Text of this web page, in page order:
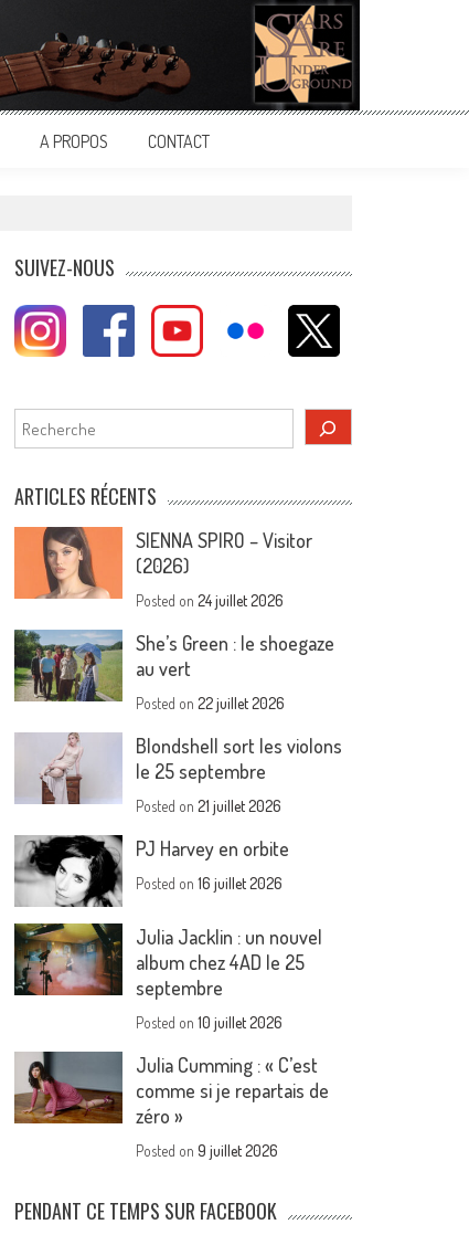
A PROPOS CONTACT
SUIVEZ-NOUS
Rechercher
ARTICLES RÉCENTS
SIENNA SPIRO – Visitor
(2026)
Posted on24 juillet 2026
She’s Green : le shoegaze
au vert
Posted on22 juillet 2026
Blondshell sort les violons
le 25 septembre
Posted on21 juillet 2026
PJ Harvey en orbite
Posted on16 juillet 2026
Julia Jacklin : un nouvel
album chez 4AD le 25
septembre
Posted on10 juillet 2026
Julia Cumming : « C’est
comme si je repartais de
zéro »
Posted on9 juillet 2026
PENDANT CE TEMPS SUR FACEBOOK